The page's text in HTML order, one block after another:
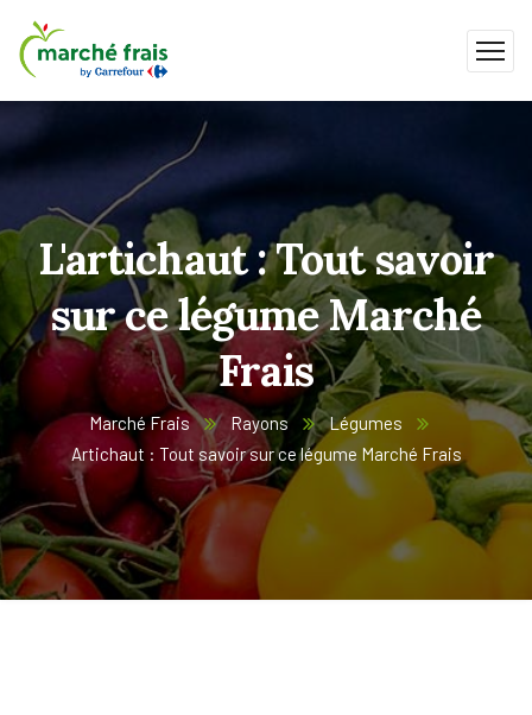
L'artichaut : Tout savoir
sur ce légume Marché
Frais
Marché Frais Rayons
Légumes
Artichaut : Tout savoir sur ce légume Marché Frais